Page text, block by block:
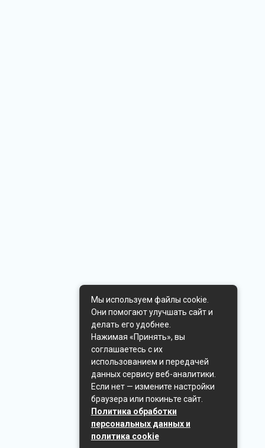
Мы используем файлы cookie.
Они помогают улучшать сайт и
делать его удобнее.
Нажимая «Принять», вы
соглашаетесь с их
использованием и передачей
данных сервису веб-аналитики.
Если нет — измените настройки
браузера или покиньте сайт.
Политика обработки
персональных данных и
политика cookie